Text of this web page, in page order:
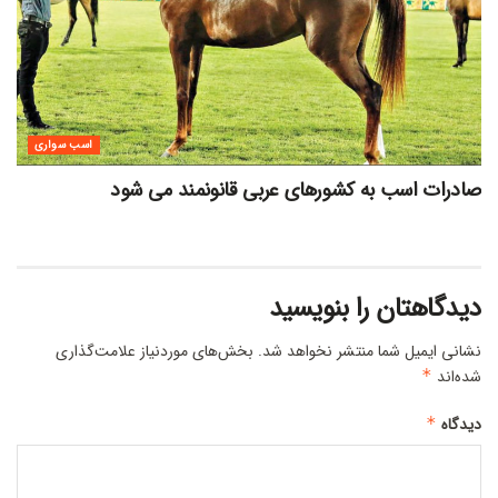
اسب سواری
صادرات اسب به کشورهای عربی قانونمند می شود
دیدگاهتان را بنویسید
نشانی ایمیل شما منتشر نخواهد شد. بخش‌های موردنیاز علامت‌گذاری
شده‌اند *
دیدگاه *